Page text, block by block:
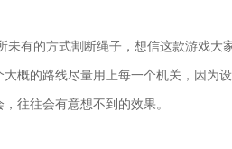
有的方式割断绳子，想信这款游戏大
概的路线尽量用上每一个机关，因为
往往会有意想不到的效果。